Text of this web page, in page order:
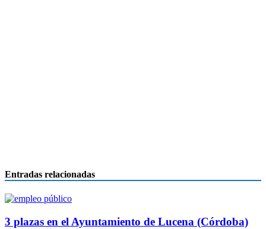
Entradas relacionadas
3 plazas en el Ayuntamiento de Lucena (Córdoba)